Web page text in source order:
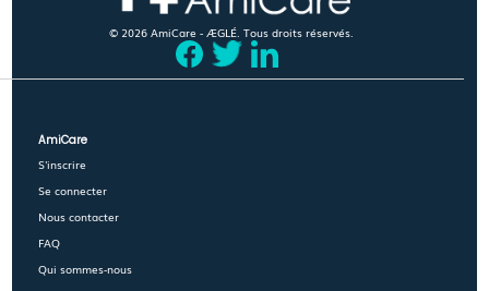
© 2026 AmiCare - ÆGLÉ. Tous droits réservés.
AmiCare
S'inscrire
Se connecter
Nous contacter
FAQ
Qui sommes-nous